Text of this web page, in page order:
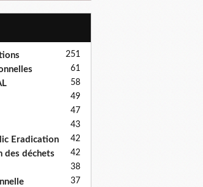
251
61
58
49
47
43
Eradication 42
des déchets 42
38
37